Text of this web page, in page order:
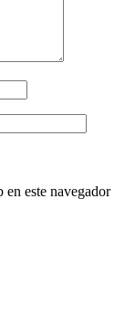
este navegador